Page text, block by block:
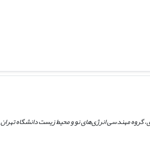
مهندسی انرژی‌های نو و محیط زیست دانشگاه تهران